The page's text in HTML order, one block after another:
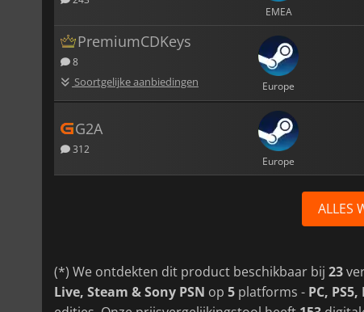
EMEA
PremiumCDKeys
8
Soortgelijke aanbiedingen Europe
G2A
312
Europe
ALLES
(*) We ontdekten dit product beschikbaar bij 23
Live, Steam & Sony PSN op 5 platforms - PC,